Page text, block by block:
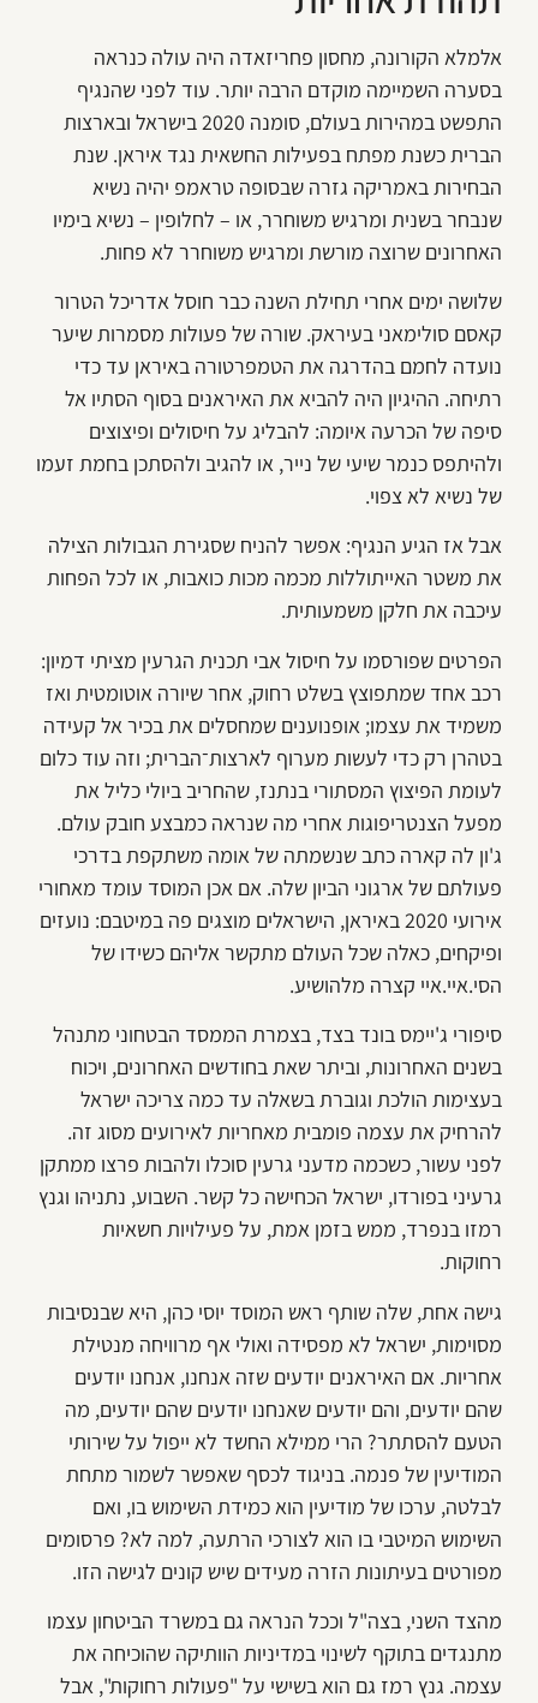
אלמלא הקורונה, מחסון פחריזאדה היה עולה כנראה
בסערה השמיימה מוקדם הרבה יותר. עוד לפני שהנגיף
התפשט במהירות בעולם, סומנה 2020 בישראל ובארצות
הברית כשנת מפתח בפעילות החשאית נגד איראן. שנת
הבחירות באמריקה גזרה שבסופה טראמפ יהיה נשיא
שנבחר בשנית ומרגיש משוחרר, או – לחלופין – נשיא בימיו
האחרונים שרוצה מורשת ומרגיש משוחרר לא פחות.
שלושה ימים אחרי תחילת השנה כבר חוסל אדריכל הטרור
קאסם סולימאני בעיראק. שורה של פעולות מסמרות שיער
נועדה לחמם בהדרגה את הטמפרטורה באיראן עד כדי
רתיחה. ההיגיון היה להביא את האיראנים בסוף הסתיו אל
סיפה של הכרעה איומה: להבליג על חיסולים ופיצוצים
ולהיתפס כנמר שיעי של נייר, או להגיב ולהסתכן בחמת זעמו
של נשיא לא צפוי.
אבל אז הגיע הנגיף: אפשר להניח שסגירת הגבולות הצילה
את משטר האייתוללות מכמה מכות כואבות, או לכל הפחות
עיכבה את חלקן משמעותית.
הפרטים שפורסמו על חיסול אבי תכנית הגרעין מציתי דמיון:
רכב אחד שמתפוצץ בשלט רחוק, אחר שיורה אוטומטית ואז
משמיד את עצמו; אופנוענים שמחסלים את בכיר אל קעידה
בטהרן רק כדי לעשות מערוף לארצות־הברית; וזה עוד כלום
לעומת הפיצוץ המסתורי בנתנז, שהחריב ביולי כליל את
מפעל הצנטריפוגות אחרי מה שנראה כמבצע חובק עולם.
ג'ון לה קארה כתב שנשמתה של אומה משתקפת בדרכי
פעולתם של ארגוני הביון שלה. אם אכן המוסד עומד מאחורי
אירועי 2020 באיראן, הישראלים מוצגים פה במיטבם: נועזים
ופיקחים, כאלה שכל העולם מתקשר אליהם כשידו של
הסי.איי.איי קצרה מלהושיע.
סיפורי ג'יימס בונד בצד, בצמרת הממסד הבטחוני מתנהל
בשנים האחרונות, וביתר שאת בחודשים האחרונים, ויכוח
בעצימות הולכת וגוברת בשאלה עד כמה צריכה ישראל
להרחיק את עצמה פומבית מאחריות לאירועים מסוג זה.
לפני עשור, כשכמה מדעני גרעין סוכלו ולהבות פרצו ממתקן
גרעיני בפורדו, ישראל הכחישה כל קשר. השבוע, נתניהו וגנץ
רמזו בנפרד, ממש בזמן אמת, על פעילויות חשאיות
רחוקות.
גישה אחת, שלה שותף ראש המוסד יוסי כהן, היא שבנסיבות
מסוימות, ישראל לא מפסידה ואולי אף מרוויחה מנטילת
אחריות. אם האיראנים יודעים שזה אנחנו, אנחנו יודעים
שהם יודעים, והם יודעים שאנחנו יודעים שהם יודעים, מה
הטעם להסתתר? הרי ממילא החשד לא ייפול על שירותי
המודיעין של פנמה. בניגוד לכסף שאפשר לשמור מתחת
לבלטה, ערכו של מודיעין הוא כמידת השימוש בו, ואם
השימוש המיטבי בו הוא לצורכי הרתעה, למה לא? פרסומים
מפורטים בעיתונות הזרה מעידים שיש קונים לגישה הזו.
מהצד השני, בצה"ל וככל הנראה גם במשרד הביטחון עצמו
מתנגדים בתוקף לשינוי במדיניות הוותיקה שהוכיחה את
עצמה. גנץ רמז גם הוא בשישי על "פעולות רחוקות", אבל